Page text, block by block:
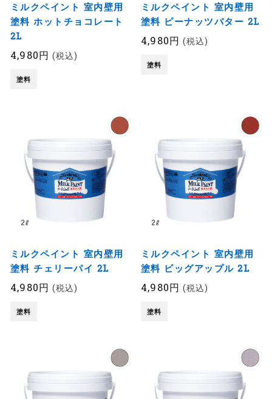
ミルクペイント 室内壁用
塗料 ホットチョコレート
2L
4,980円 (税込)
塗料
ミルクペイント 室内壁用
塗料 ピーナッツバター 2L
4,980円 (税込)
塗料
ミルクペイント 室内壁用
塗料 チェリーパイ 2L
4,980円 (税込)
塗料
ミルクペイント 室内壁用
塗料 ビッグアップル 2L
4,980円 (税込)
塗料